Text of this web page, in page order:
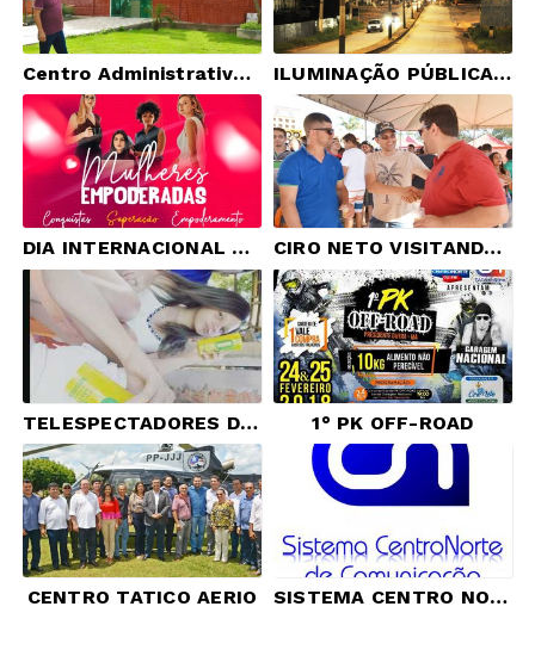
Centro Administrativo de Presidente Dutra ILUMINAÇÃO PÚBLICA EM PRESIDENTE DUTRA NA AV TANCREDO NEVES E AV JOSÉ OLAVO SAMPAIO
DIA INTERNACIONAL DA MULHER CIRO NETO VISITANDO AMIGOS
TELESPECTADORES DO PROGRAMA AQUI AGORA 1° PK OFF-ROAD
CENTRO TATICO AERIO SISTEMA CENTRO NORTE DE COMUNICAÇÃO E PUBLICIDADE